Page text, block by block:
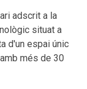
adscrit a la
situat a
d'un espai únic
més de 30